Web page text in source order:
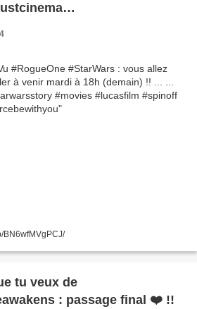
#movies #lucasfilm
BN6wfMVgPCJ/
tu veux de
: passage final ❤️ !!